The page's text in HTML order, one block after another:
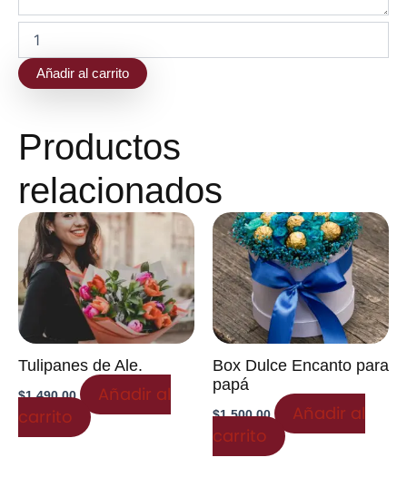
Añadir al carrito
Productos
relacionados
Tulipanes de Ale.
$1,490.00
Añadir al
carrito
Box Dulce Encanto para
papá
$1,500.00
Añadir al
carrito